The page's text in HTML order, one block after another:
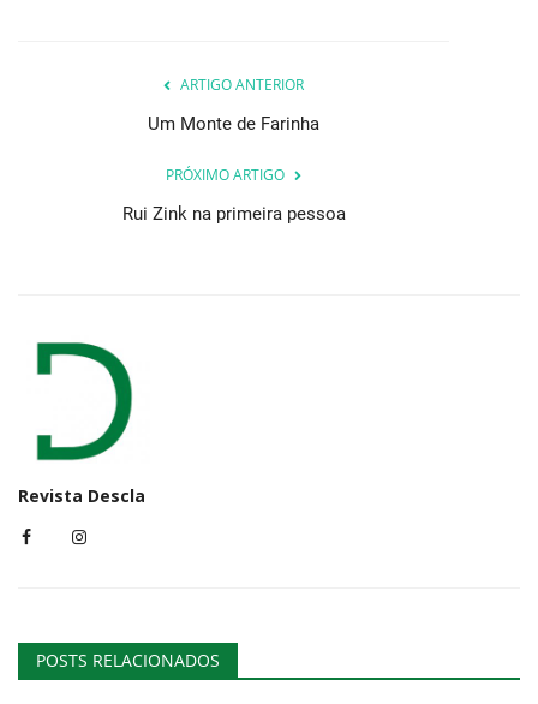
ARTIGO ANTERIOR
Um Monte de Farinha
PRÓXIMO ARTIGO
Rui Zink na primeira pessoa
Revista Descla
POSTS RELACIONADOS